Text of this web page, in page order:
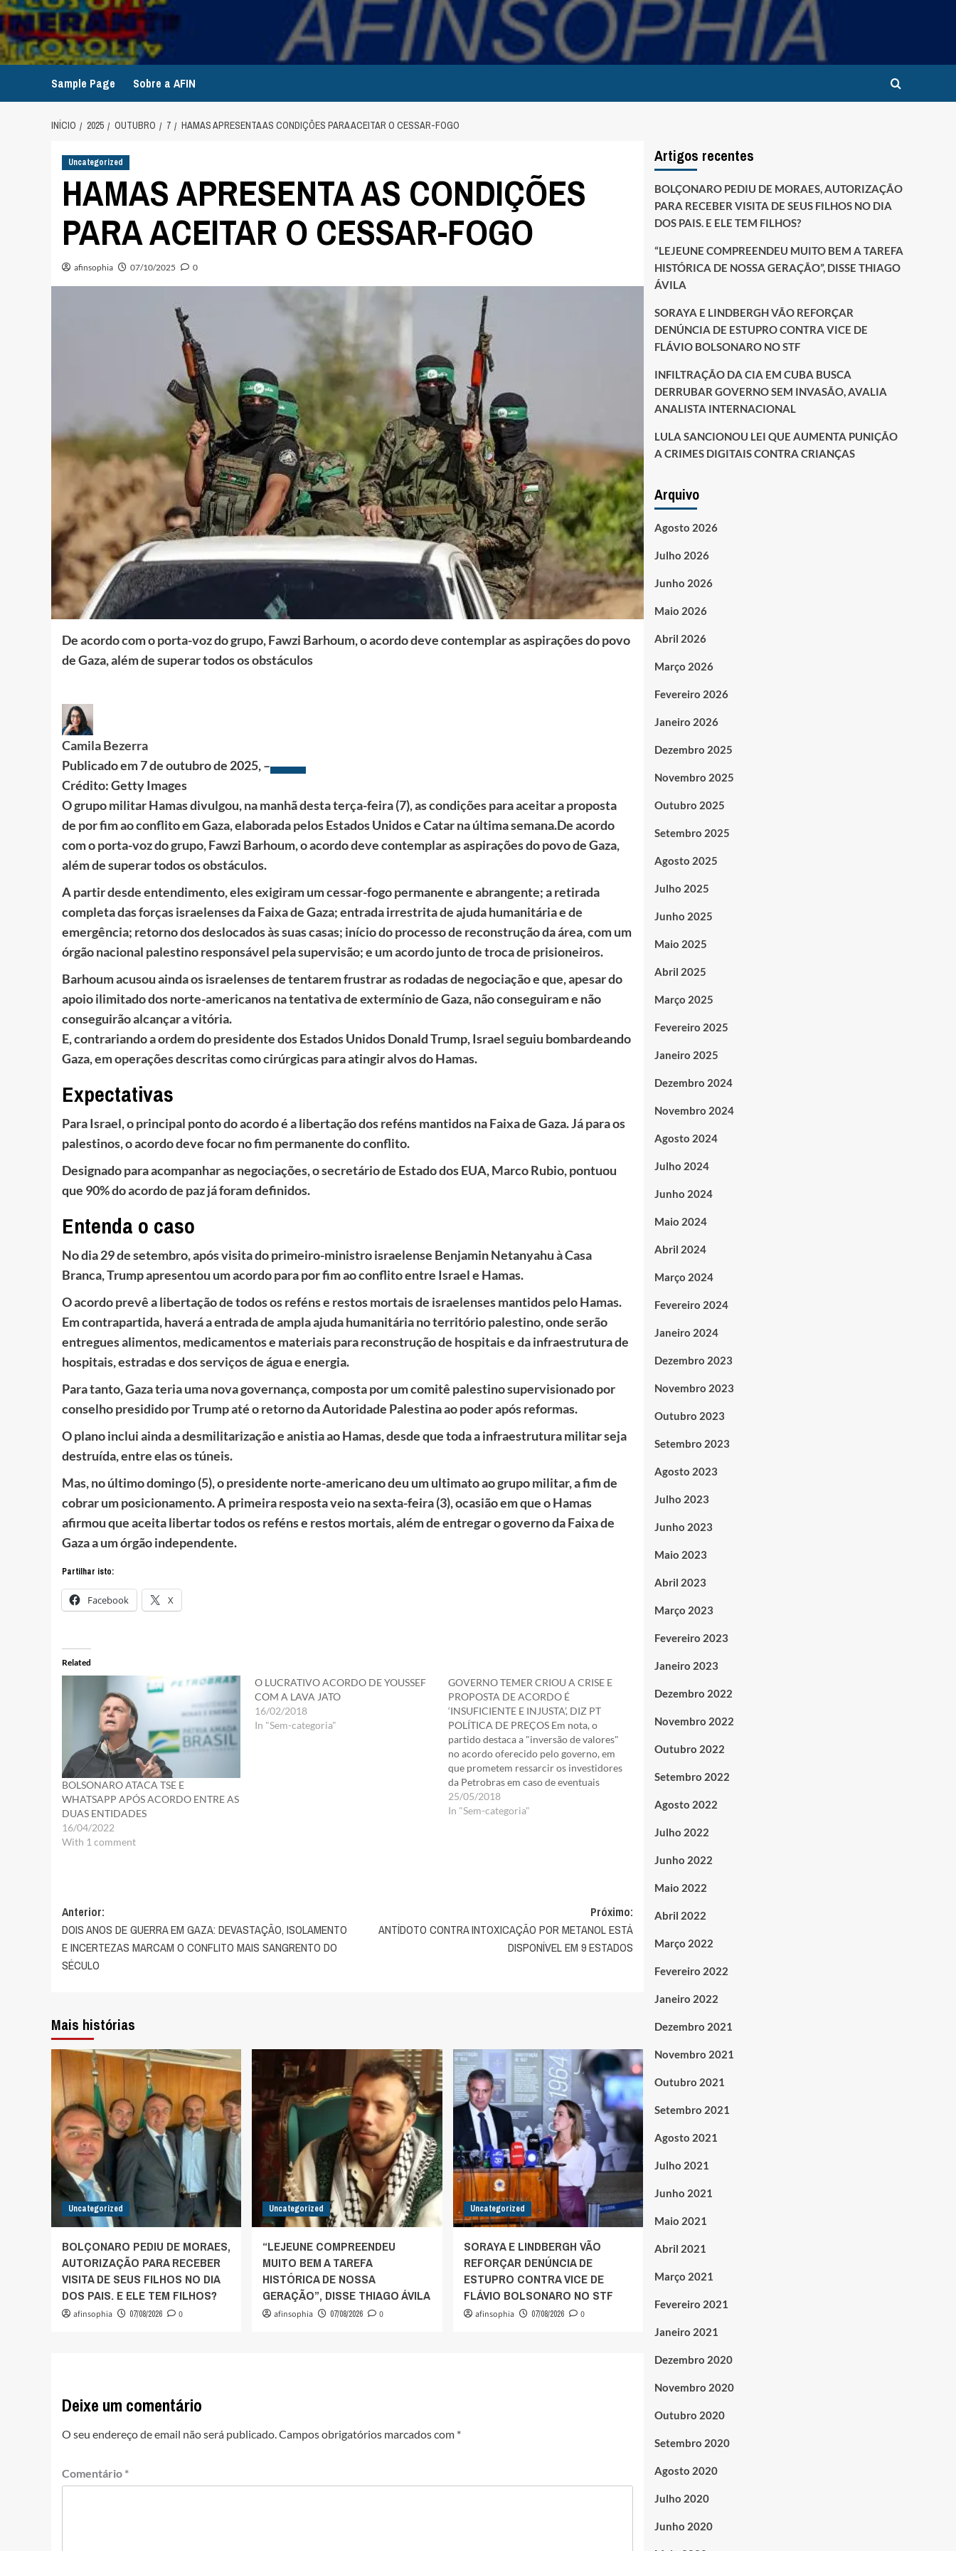
Avançar
para
o
conteúdo
Sample Page Sobre a AFIN
INÍCIO 2025 OUTUBRO 7 HAMAS APRESENTA AS CONDIÇÕES PARA ACEITAR O CESSAR-FOGO
Uncategorized
HAMAS APRESENTA AS CONDIÇÕES
PARA ACEITAR O CESSAR-FOGO
afinsophia 07/10/2025 0
De acordo com o porta-voz do grupo, Fawzi Barhoum, o acordo deve contemplar as aspirações do povo
de Gaza, além de superar todos os obstáculos
Camila Bezerra
Publicado em7 de outubro de 2025, –
Crédito: Getty Images
O grupo militar Hamas divulgou, na manhã desta terça-feira (7), as condições para aceitar a proposta
de por fim ao conflito em Gaza, elaborada pelos Estados Unidos e Catar na última semana.De acordo
com o porta-voz do grupo, Fawzi Barhoum, o acordo deve contemplar as aspirações do povo de Gaza,
além de superar todos os obstáculos.
A partir desde entendimento, eles exigiram um cessar-fogo permanente e abrangente; a retirada
completa das forças israelenses da Faixa de Gaza; entrada irrestrita de ajuda humanitária e de
emergência; retorno dos deslocados às suas casas; início do processo de reconstrução da área, com um
órgão nacional palestino responsável pela supervisão; e um acordo junto de troca de prisioneiros.
Barhoum acusou ainda os israelenses de tentarem frustrar as rodadas de negociação e que, apesar do
apoio ilimitado dos norte-americanos na tentativa de extermínio de Gaza, não conseguiram e não
conseguirão alcançar a vitória.
E, contrariando a ordem do presidente dos Estados Unidos Donald Trump, Israel seguiu bombardeando
Gaza, em operações descritas como cirúrgicas para atingir alvos do Hamas.
Expectativas
Para Israel, o principal ponto do acordo é a libertação dos reféns mantidos na Faixa de Gaza. Já para os
palestinos, o acordo deve focar no fim permanente do conflito.
Designado para acompanhar as negociações, o secretário de Estado dos EUA, Marco Rubio, pontuou
que 90% do acordo de paz já foram definidos.
Entenda o caso
No dia 29 de setembro, após visita do primeiro-ministro israelense Benjamin Netanyahu à Casa
Branca, Trump apresentou um acordo para por fim ao conflito entre Israel e Hamas.
O acordo prevê a libertação de todos os reféns e restos mortais de israelenses mantidos pelo Hamas.
Em contrapartida, haverá a entrada de ampla ajuda humanitária no território palestino, onde serão
entregues alimentos, medicamentos e materiais para reconstrução de hospitais e da infraestrutura de
hospitais, estradas e dos serviços de água e energia.
Para tanto, Gaza teria uma nova governança, composta por um comitê palestino supervisionado por
conselho presidido por Trump até o retorno da Autoridade Palestina ao poder após reformas.
O plano inclui ainda a desmilitarização e anistia ao Hamas, desde que toda a infraestrutura militar seja
destruída, entre elas os túneis.
Mas, no último domingo (5), o presidente norte-americano deu um ultimato ao grupo militar, a fim de
cobrar um posicionamento. A primeira resposta veio na sexta-feira (3), ocasião em que o Hamas
afirmou que aceita libertar todos os reféns e restos mortais, além de entregar o governo da Faixa de
Gaza a um órgão independente.
Partilhar isto:
Facebook X
Related
BOLSONARO ATACA TSE E
WHATSAPP APÓS ACORDO ENTRE AS
DUAS ENTIDADES
16/04/2022
With 1 comment
O LUCRATIVO ACORDO DE YOUSSEF
COM A LAVA JATO
16/02/2018
In "Sem-categoria"
GOVERNO TEMER CRIOU A CRISE E
PROPOSTA DE ACORDO É
‘INSUFICIENTE E INJUSTA’, DIZ PT
POLÍTICA DE PREÇOS Em nota, o
partido destaca a "inversão de valores"
no acordo oferecido pelo governo, em
que prometem ressarcir os investidores
da Petrobras em caso de eventuais
perdas com o congelamento do preço do
diesel por Redação RBA. MARCELO
25/05/2018
In "Sem-categoria"
Navegação
de
artigos
Anterior:
DOIS ANOS DE GUERRA EM GAZA: DEVASTAÇÃO, ISOLAMENTO
E INCERTEZAS MARCAM O CONFLITO MAIS SANGRENTO DO
SÉCULO
Próximo:
ANTÍDOTO CONTRA INTOXICAÇÃO POR METANOL ESTÁ
DISPONÍVEL EM 9 ESTADOS
Mais histórias
Uncategorized
BOLÇONARO PEDIU DE MORAES,
AUTORIZAÇÃO PARA RECEBER
VISITA DE SEUS FILHOS NO DIA
DOS PAIS. E ELE TEM FILHOS?
afinsophia 07/08/2026 0
Uncategorized
“LEJEUNE COMPREENDEU
MUITO BEM A TAREFA
HISTÓRICA DE NOSSA
GERAÇÃO”, DISSE THIAGO ÁVILA
afinsophia 07/08/2026 0
Uncategorized
SORAYA E LINDBERGH VÃO
REFORÇAR DENÚNCIA DE
ESTUPRO CONTRA VICE DE
FLÁVIO BOLSONARO NO STF
afinsophia 07/08/2026 0
Deixe um comentário
O seu endereço de email não será publicado.Campos obrigatórios marcados com *
Comentário *
Artigos recentes
BOLÇONARO PEDIU DE MORAES, AUTORIZAÇÃO
PARA RECEBER VISITA DE SEUS FILHOS NO DIA
DOS PAIS. E ELE TEM FILHOS?
“LEJEUNE COMPREENDEU MUITO BEM A TAREFA
HISTÓRICA DE NOSSA GERAÇÃO”, DISSE THIAGO
ÁVILA
SORAYA E LINDBERGH VÃO REFORÇAR
DENÚNCIA DE ESTUPRO CONTRA VICE DE
FLÁVIO BOLSONARO NO STF
INFILTRAÇÃO DA CIA EM CUBA BUSCA
DERRUBAR GOVERNO SEM INVASÃO, AVALIA
ANALISTA INTERNACIONAL
LULA SANCIONOU LEI QUE AUMENTA PUNIÇÃO
A CRIMES DIGITAIS CONTRA CRIANÇAS
Arquivo
Agosto 2026
Julho 2026
Junho 2026
Maio 2026
Abril 2026
Março 2026
Fevereiro 2026
Janeiro 2026
Dezembro 2025
Novembro 2025
Outubro 2025
Setembro 2025
Agosto 2025
Julho 2025
Junho 2025
Maio 2025
Abril 2025
Março 2025
Fevereiro 2025
Janeiro 2025
Dezembro 2024
Novembro 2024
Agosto 2024
Julho 2024
Junho 2024
Maio 2024
Abril 2024
Março 2024
Fevereiro 2024
Janeiro 2024
Dezembro 2023
Novembro 2023
Outubro 2023
Setembro 2023
Agosto 2023
Julho 2023
Junho 2023
Maio 2023
Abril 2023
Março 2023
Fevereiro 2023
Janeiro 2023
Dezembro 2022
Novembro 2022
Outubro 2022
Setembro 2022
Agosto 2022
Julho 2022
Junho 2022
Maio 2022
Abril 2022
Março 2022
Fevereiro 2022
Janeiro 2022
Dezembro 2021
Novembro 2021
Outubro 2021
Setembro 2021
Agosto 2021
Julho 2021
Junho 2021
Maio 2021
Abril 2021
Março 2021
Fevereiro 2021
Janeiro 2021
Dezembro 2020
Novembro 2020
Outubro 2020
Setembro 2020
Agosto 2020
Julho 2020
Junho 2020